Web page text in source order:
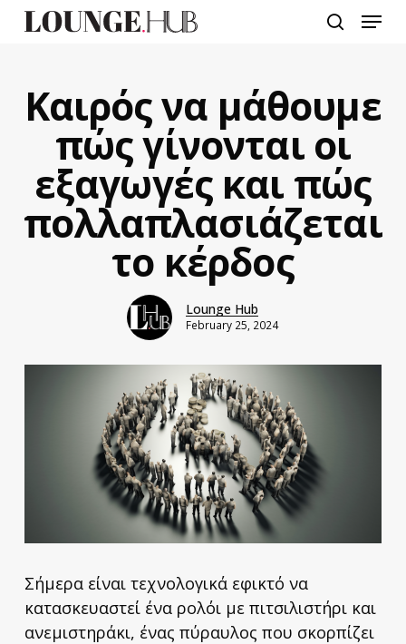
Menu
Καιρός να μάθουμε
πώς γίνονται οι
εξαγωγές και πώς
πολλαπλασιάζεται
το κέρδος
Lounge Hub
February 25, 2024
Σήμερα είναι τεχνολογικά εφικτό να
κατασκευαστεί ένα ρολόι με πιτσιλιστήρι και
ανεμιστηράκι, ένας πύραυλος που σκορπίζει